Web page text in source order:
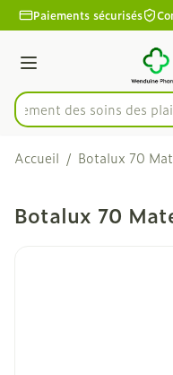
Aller au contenu
1 de 1
Paiements sécurisés
Menu
Rechercherdes soins des
Accueil / Botalux 70
Botalux 70